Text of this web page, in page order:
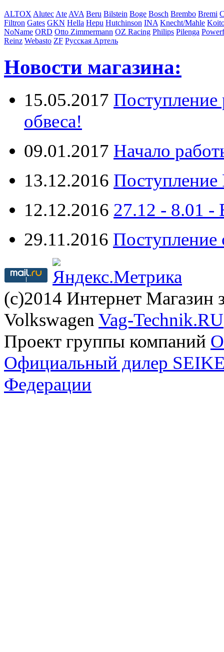
ALTOX Alutec Ate AVA Beru Bilstein Boge Bosch Brembo Bremi
Filtron Gates GKN Hella Hepu Hutchinson INA Knecht/Mahle
NoName ORD Otto Zimmermann OZ Racing Philips Pilenga
Reinz Webasto ZF Русская Артель
Новости магазина:
15.05.2017 Поступление
обвеса!
09.01.2017 Начало
13.12.2016 Поступление
12.12.2016 27.12 -
29.11.2016 Поступление
(с)2014 Интернет Магазин
Volkswagen Vag-Technik.RU
Проект группы компаний
Официальный дилер
Федерации